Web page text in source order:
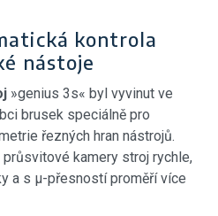
kontrola
nástoje
»genius 3s« byl vyvinut ve
brusek speciálně pro
řezných hran nástrojů.
kamery stroj rychle,
a s µ-přesností proměří více